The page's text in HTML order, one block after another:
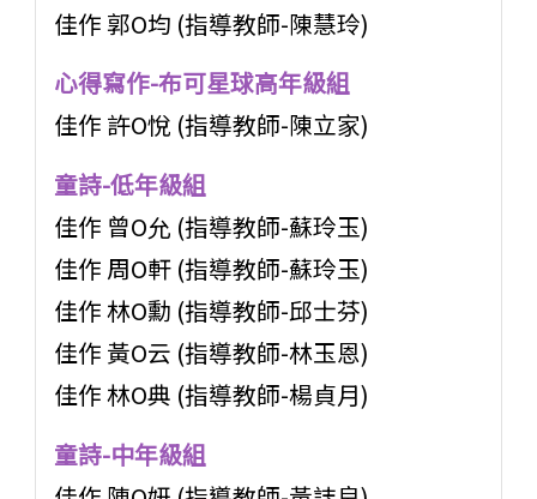
佳作 郭O均 (指導教師-陳慧玲)
心得寫作-布可星球高年級組
佳作 許O悅 (指導教師-陳立家)
童詩-低年級組
佳作 曾O允 (指導教師-蘇玲玉)
佳作 周O軒 (指導教師-蘇玲玉)
佳作 林O勳 (指導教師-邱士芬)
佳作 黃O云 (指導教師-林玉恩)
佳作 林O典 (指導教師-楊貞月)
童詩-中年級組